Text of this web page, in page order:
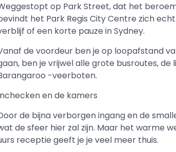
op Park Street, dat het
het Park Regis City Centre zich
of een korte pauze in Sydney.
de voordeur ben je op loopafstand
ben je vrijwel alle grote busroutes, de
-veerboten.
en de kamers
de bijna verborgen ingang en de
de sfeer hier zal zijn. Maar het warme
receptie geeft je je veel meer thuis.